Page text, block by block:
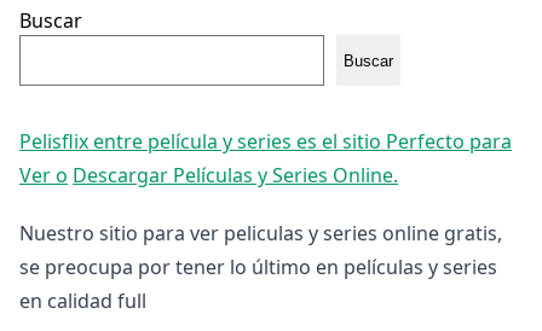
Buscar
Buscar
Pelisflix entre película y series es el sitio Perfecto para
Ver o Descargar Películas y Series Online.
Nuestro sitio para ver peliculas y series online gratis,
se preocupa por tener lo último en películas y series
en calidad full